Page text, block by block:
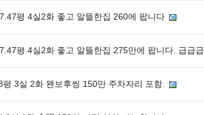
평 4실2화 좋고 알뜰한집 260에 팝니다
평 4실2화 좋고 알뜰한집 275만에 팝니다. 급급급
3실 2화 왠보후씽 150만 주차자리 포함.